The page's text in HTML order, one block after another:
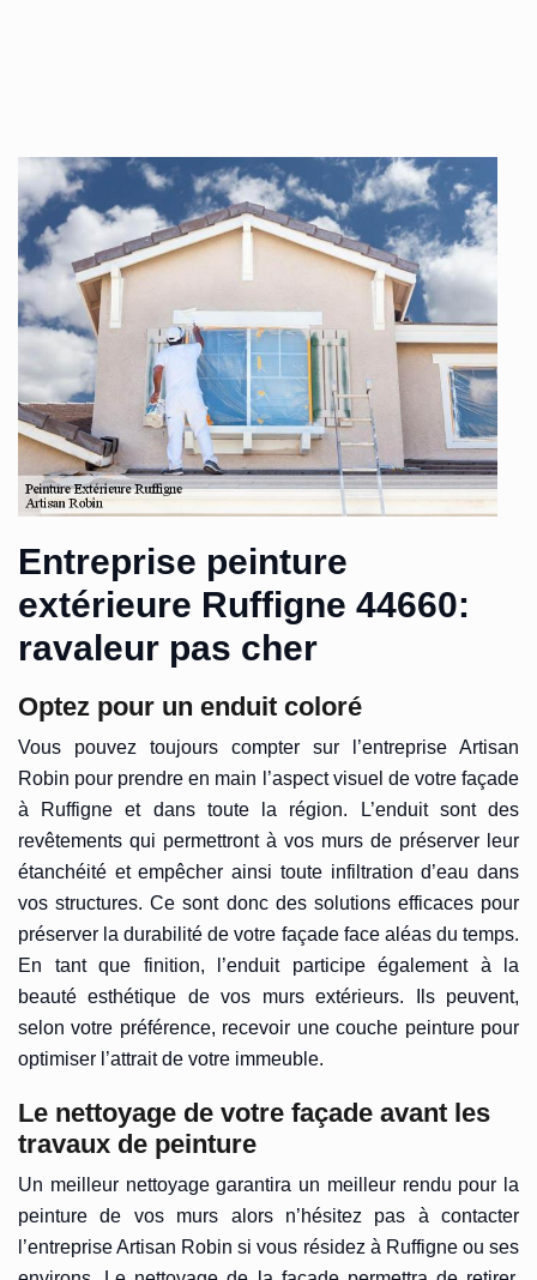
Entreprise peinture
extérieure Ruffigne 44660:
ravaleur pas cher
Optez pour un enduit coloré
Vous pouvez toujours compter sur l’entreprise Artisan
Robin pour prendre en main l’aspect visuel de votre façade
à Ruffigne et dans toute la région. L’enduit sont des
revêtements qui permettront à vos murs de préserver leur
étanchéité et empêcher ainsi toute infiltration d’eau dans
vos structures. Ce sont donc des solutions efficaces pour
préserver la durabilité de votre façade face aléas du temps.
En tant que finition, l’enduit participe également à la
beauté esthétique de vos murs extérieurs. Ils peuvent,
selon votre préférence, recevoir une couche peinture pour
optimiser l’attrait de votre immeuble.
Le nettoyage de votre façade avant les
travaux de peinture
Un meilleur nettoyage garantira un meilleur rendu pour la
peinture de vos murs alors n’hésitez pas à contacter
l’entreprise Artisan Robin si vous résidez à Ruffigne ou ses